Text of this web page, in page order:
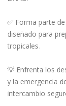
✅ Forma parte
diseñado para
tropicales.
💡 Enfrenta los
y la emergencia
intercambio